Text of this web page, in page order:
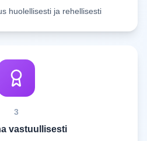
huolellisesti ja rehellisesti
3
vastuullisesti